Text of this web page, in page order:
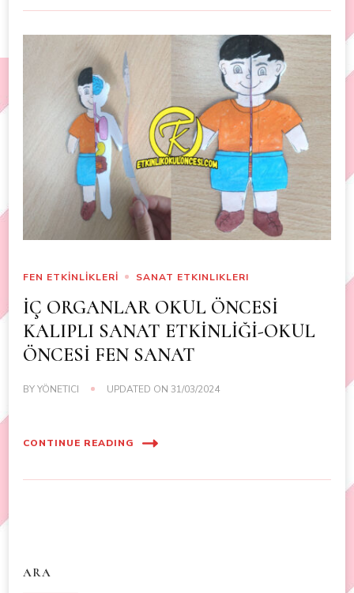
FEN ETKİNLİKLERİ SANAT ETKINLIKLERI
İÇ ORGANLAR OKUL ÖNCESİ
KALIPLI SANAT ETKİNLİĞİ-OKUL
ÖNCESİ FEN SANAT
BYYÖNETICI UPDATED ON 31/03/2024
CONTINUE READING
ARA